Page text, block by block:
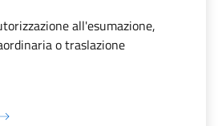
all'esumazione,
o traslazione